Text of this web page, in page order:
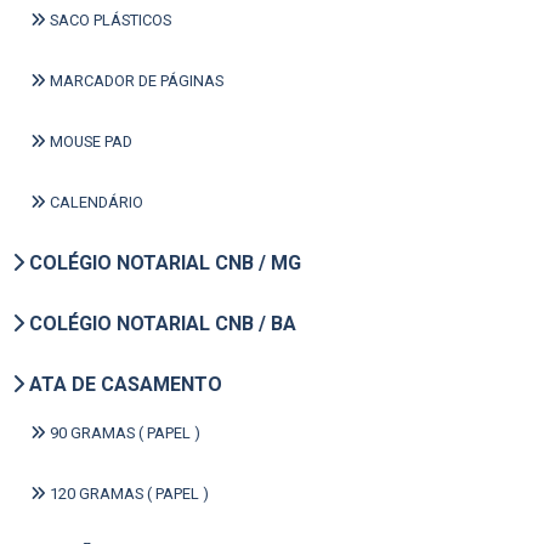
SACO PLÁSTICOS
MARCADOR DE PÁGINAS
MOUSE PAD
CALENDÁRIO
COLÉGIO NOTARIAL CNB / MG
COLÉGIO NOTARIAL CNB / BA
ATA DE CASAMENTO
90 GRAMAS ( PAPEL )
120 GRAMAS ( PAPEL )